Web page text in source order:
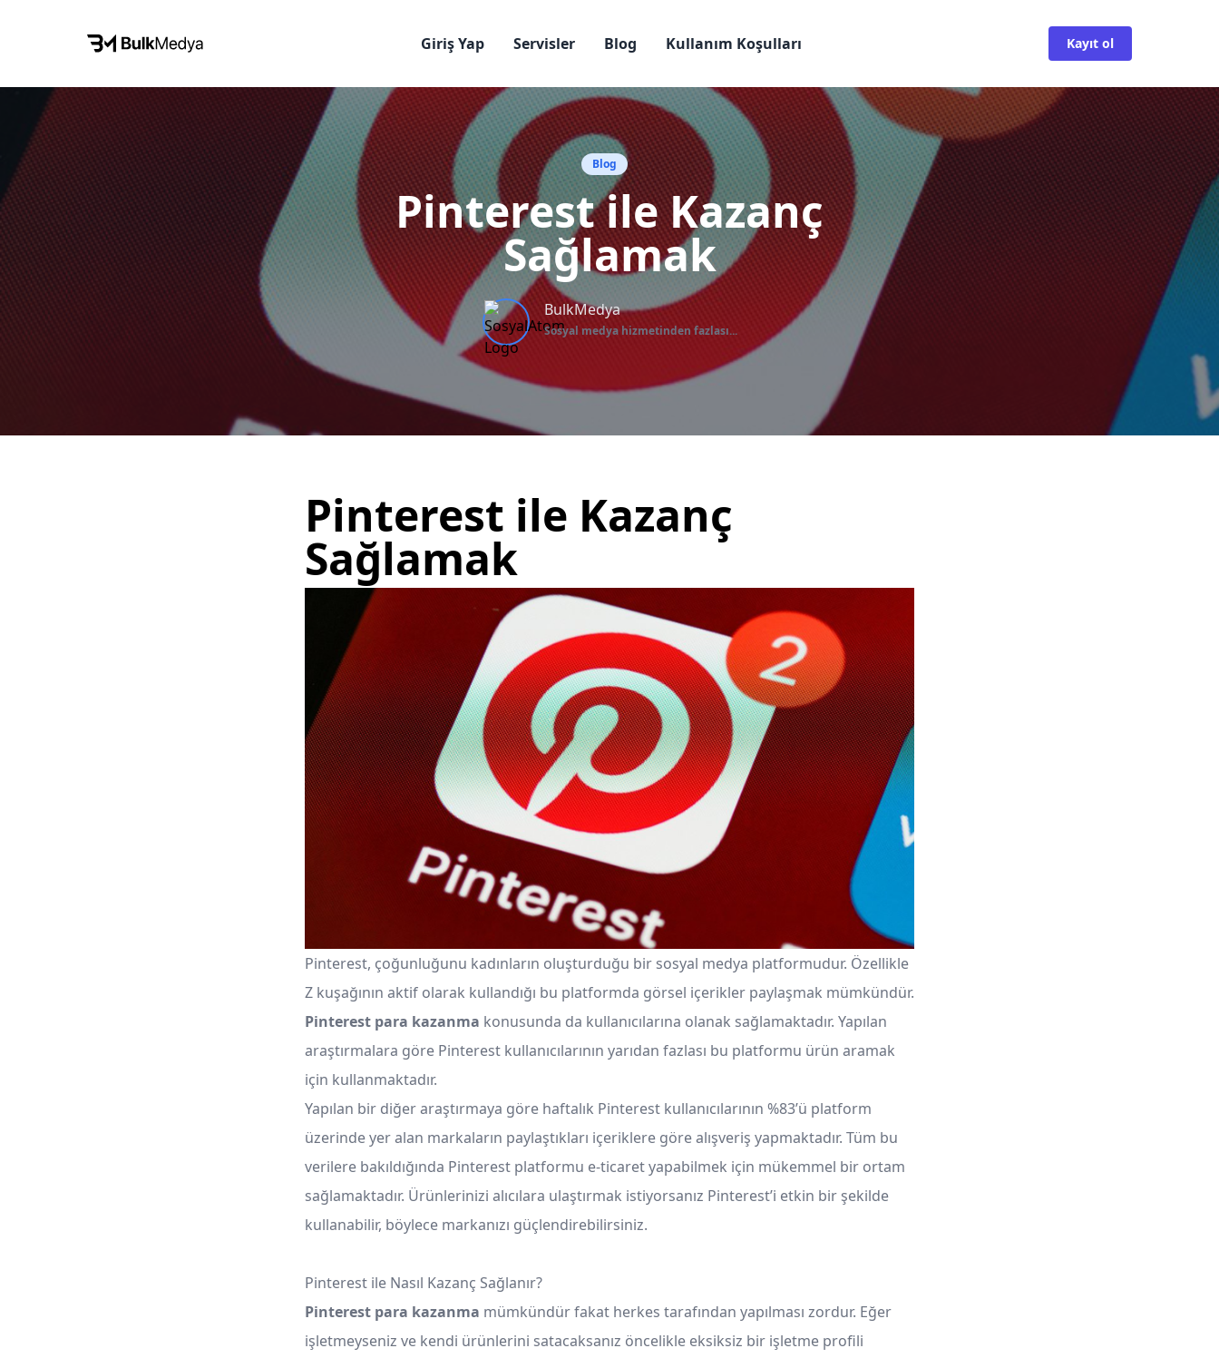
Giriş Yap Servisler Blog Kullanım Koşulları Kayıt ol
Blog
Pinterest ile Kazanç
Sağlamak
BulkMedya
Sosyal medya hizmetinden fazlası...
Pinterest ile Kazanç
Sağlamak
Pinterest, çoğunluğunu kadınların oluşturduğu bir sosyal medya platformudur. Özellikle
Z kuşağının aktif olarak kullandığı bu platformda görsel içerikler paylaşmak mümkündür.
Pinterest para kazanma konusunda da kullanıcılarına olanak sağlamaktadır. Yapılan
araştırmalara göre Pinterest kullanıcılarının yarıdan fazlası bu platformu ürün aramak
için kullanmaktadır.
Yapılan bir diğer araştırmaya göre haftalık Pinterest kullanıcılarının %83’ü platform
üzerinde yer alan markaların paylaştıkları içeriklere göre alışveriş yapmaktadır. Tüm bu
verilere bakıldığında Pinterest platformu e-ticaret yapabilmek için mükemmel bir ortam
sağlamaktadır. Ürünlerinizi alıcılara ulaştırmak istiyorsanız Pinterest’i etkin bir şekilde
kullanabilir, böylece markanızı güçlendirebilirsiniz.
Pinterest ile Nasıl Kazanç Sağlanır?
Pinterest para kazanma mümkündür fakat herkes tarafından yapılması zordur. Eğer
işletmeyseniz ve kendi ürünlerini satacaksanız öncelikle eksiksiz bir işletme profili